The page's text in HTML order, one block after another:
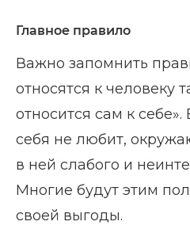
Главное правило
Важно запомнить
относятся к человеку
относится сам к
себя не любит,
в ней слабого и
Многие будут этим
своей выгоды.